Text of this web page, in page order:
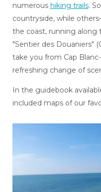
numerous hiking trails.
countryside, while
the coast, running along
"Sentier des Douaniers"
take you from Cap
refreshing change of
In the guidebook
included maps of our